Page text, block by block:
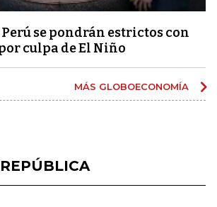
Perú se pondrán estrictos con
culpa de El Niño
MÁS GLOBOECONOMÍA